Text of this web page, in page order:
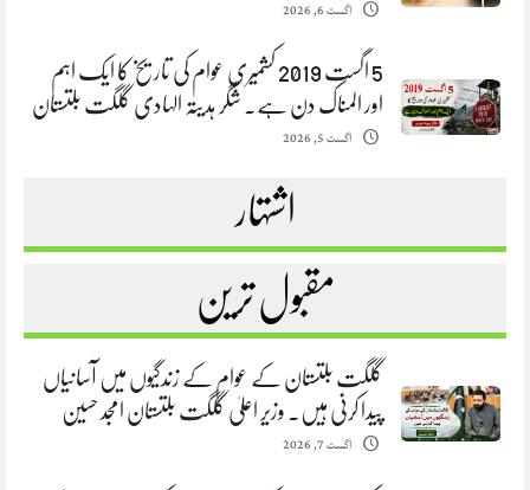
اگست 6, 2026
5 اگست 2019 کشمیری عوام کی تاریخ کا ایک اہم
اور المناک دن ہے. شگر ہدیتہ الہادی گلگت بلتستان
اگست 5, 2026
اشتہار
مقبول ترین
گلگت بلتستان کے عوام کے زندگیوں میں آسانیاں
پیدا کرنی ہیں. وزیر اعلیٰ گلگت بلتستان امجد حسین
اگست 7, 2026